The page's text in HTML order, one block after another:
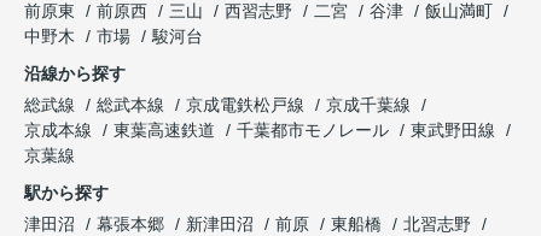
前原東
前原西 三山 西習志野 二宮 谷津
飯山満町
中野木
市場
駿河台
沿線から探す
総武線
総武本線 京成電鉄松戸線
京成千葉線
京成本線
東葉高速鉄道 千葉都市モノレール
東武野田線
京葉線
駅から探す
津田沼
幕張本郷 新津田沼 前原 東船橋
北習志野